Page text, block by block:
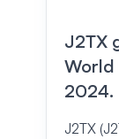
J2TX
World
2024.
J2TX